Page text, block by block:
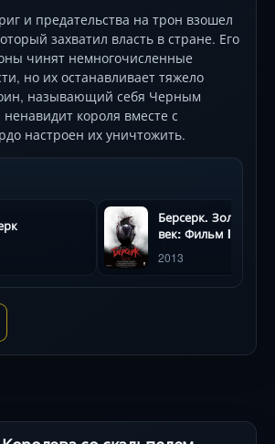
и предательства на трон взошел
захватил власть в стране. Его
чинят немногочисленные
но их останавливает тяжело
называющий себя Черным
короля вместе с
настроен их уничтожить.
Берсерк. Золотой
век: Фильм III.
2013